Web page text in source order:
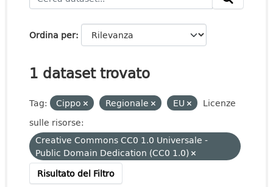
Ordina per
1 dataset trovato
Tag: Cippo Regionale EU
Licenze
sulle risorse:
Creative Commons CC0 1.0 Universale -
Public Domain Dedication (CC0 1.0)
Risultato del Filtro